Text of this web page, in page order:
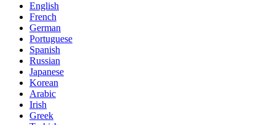
English
French
German
Portuguese
Spanish
Russian
Japanese
Korean
Arabic
Irish
Greek